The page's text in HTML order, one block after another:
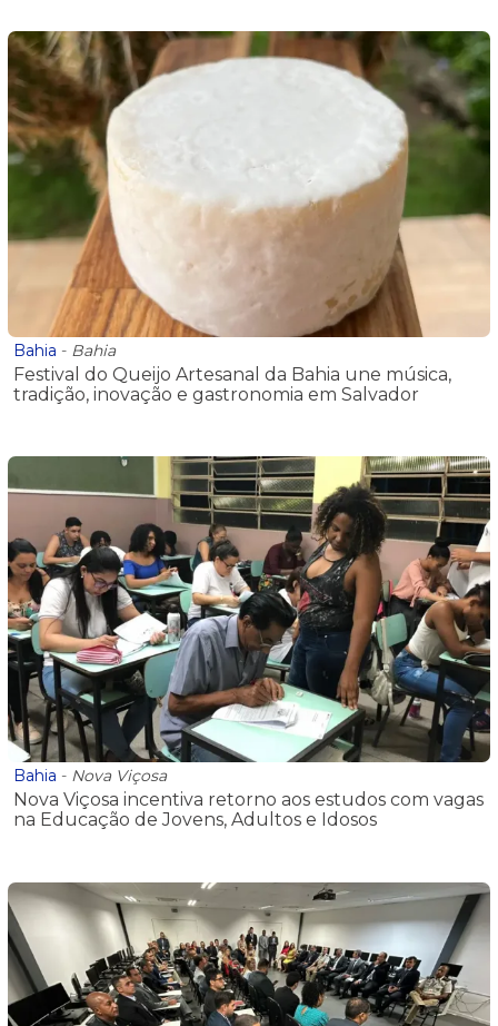
Bahia - Bahia
Festival do Queijo Artesanal da Bahia une música,
tradição, inovação e gastronomia em Salvador
Bahia - Nova Viçosa
Nova Viçosa incentiva retorno aos estudos com vagas
na Educação de Jovens, Adultos e Idosos